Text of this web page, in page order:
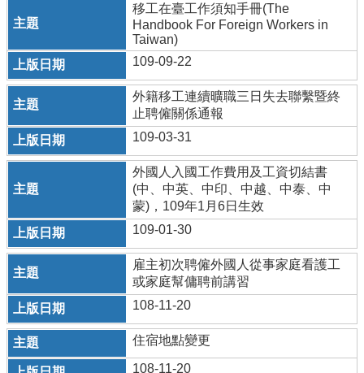
欄
業
務
專
區
網
站
結
政
府
資
訊
開
補
助
公
移工在臺工作須知手冊(The
Handbook For Foreign Workers in
Taiwan)
109-09-22
外籍移工連續曠職三日失去聯繫暨終
止聘僱關係通報
109-03-31
外國人入國工作費用及工資切結書
(中、中英、中印、中越、中泰、中
蒙)，109年1月6日生效
109-01-30
雇主初次聘僱外國人從事家庭看護工
或家庭幫傭聘前講習
108-11-20
住宿地點變更
108-11-20